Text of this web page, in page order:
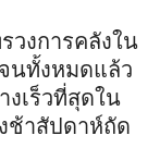
วงการคลังใน
นทั้งหมดแล้ว
เร็วที่สุดใน
ช้าสัปดาห์ถัด